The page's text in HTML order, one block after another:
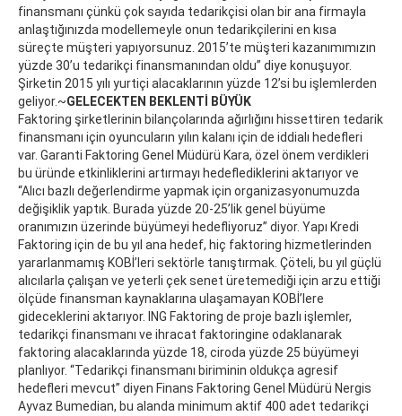
finansmanı çünkü çok sayıda tedarikçisi olan bir ana firmayla
anlaştığınızda modellemeyle onun tedarikçilerini en kısa
süreçte müşteri yapıyorsunuz. 2015’te müşteri kazanımımızın
yüzde 30’u tedarikçi finansmanından oldu” diye konuşuyor.
Şirketin 2015 yılı yurtiçi alacaklarının yüzde 12’si bu işlemlerden
geliyor.~GELECEKTEN BEKLENTİ BÜYÜK
Faktoring şirketlerinin bilançolarında ağırlığını hissettiren tedarik
finansmanı için oyuncuların yılın kalanı için de iddialı hedefleri
var. Garanti Faktoring Genel Müdürü Kara, özel önem verdikleri
bu üründe etkinliklerini artırmayı hedeflediklerini aktarıyor ve
“Alıcı bazlı değerlendirme yapmak için organizasyonumuzda
değişiklik yaptık. Burada yüzde 20-25’lik genel büyüme
oranımızın üzerinde büyümeyi hedefliyoruz” diyor. Yapı Kredi
Faktoring için de bu yıl ana hedef, hiç faktoring hizmetlerinden
yararlanmamış KOBİ’leri sektörle tanıştırmak. Çöteli, bu yıl güçlü
alıcılarla çalışan ve yeterli çek senet üretemediği için arzu ettiği
ölçüde finansman kaynaklarına ulaşamayan KOBİ’lere
gideceklerini aktarıyor. ING Faktoring de proje bazlı işlemler,
tedarikçi finansmanı ve ihracat faktoringine odaklanarak
faktoring alacaklarında yüzde 18, ciroda yüzde 25 büyümeyi
planlıyor. “Tedarikçi finansmanı biriminin oldukça agresif
hedefleri mevcut” diyen Finans Faktoring Genel Müdürü Nergis
Ayvaz Bumedian, bu alanda minimum aktif 400 adet tedarikçi